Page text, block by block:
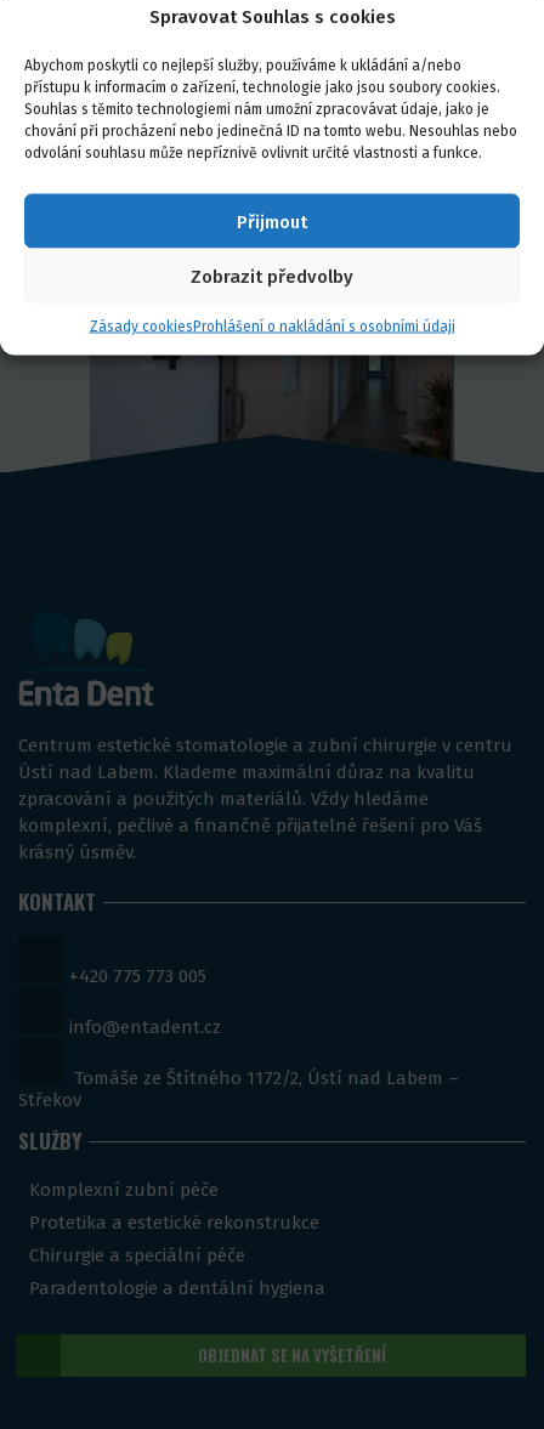
Spravovat Souhlas s cookies
Abychom poskytli co nejlepší služby, používáme k ukládání a/nebo
přístupu k informacím o zařízení, technologie jako jsou soubory cookies.
Souhlas s těmito technologiemi nám umožní zpracovávat údaje, jako je
chování při procházení nebo jedinečná ID na tomto webu. Nesouhlas nebo
odvolání souhlasu může nepříznivě ovlivnit určité vlastnosti a funkce.
Přijmout
Zobrazit předvolby
Zásady cookiesProhlášení o nakládání s osobními údaji
Centrum estetické stomatologie a zubní chirurgie v centru
Ústí nad Labem. Klademe maximální důraz na kvalitu
zpracování a použitých materiálů. Vždy hledáme
komplexní, pečlivé a finančně přijatelné řešení pro Váš
krásný úsměv.
KONTAKT
+420 775 773 005
info@entadent.cz
Tomáše ze Štítného 1172/2, Ústí nad Labem –
Střekov
SLUŽBY
Komplexní zubní péče
Protetika a estetické rekonstrukce
Chirurgie a speciální péče
Paradentologie a dentální hygiena
OBJEDNAT SE NA VYŠETŘENÍ